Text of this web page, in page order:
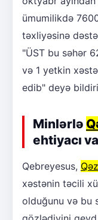
ümumilikdə
təxliyəsinə
"ÜST bu səhər
və 1 yetkin
edib" deyə
Minlərlə
ehtiyacı
Qebreyesus,
xəstənin təcili
olduğunu və bu